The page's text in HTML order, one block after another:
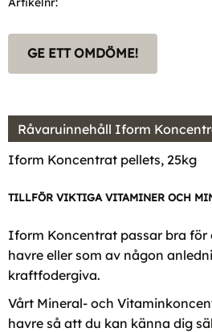
GE ETT OMDÖME!
Råvaruinnehåll Iform
Iform Koncentrat pellets, 25kg
TILLFÖR VIKTIGA VITAMINER OCH
Iform Koncentrat passar bra för
havre eller som av någon
kraftfodergiva.
Vårt Mineral- och
havre så att du kan känna dig